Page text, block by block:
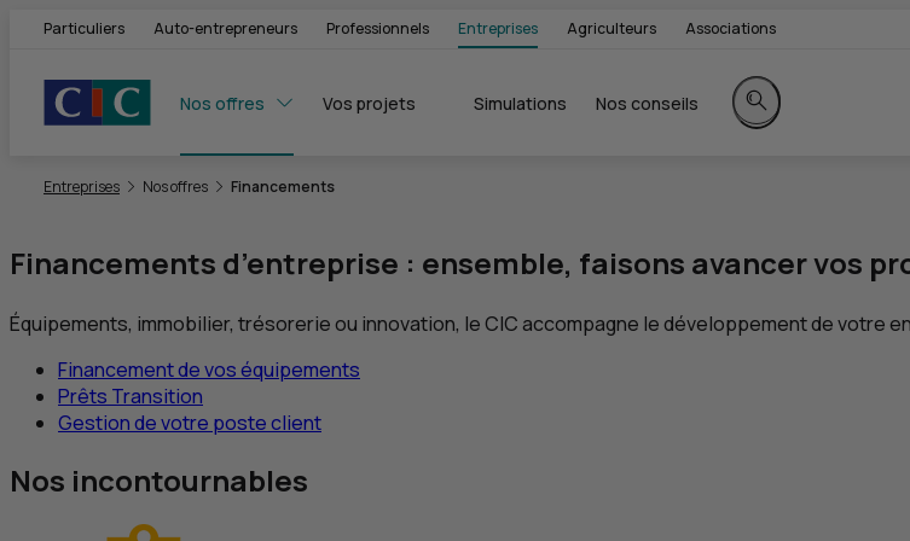
Particuliers Auto-entrepreneurs Professionnels Entreprises Agriculteurs Associations
Nos offres Vos projets Simulations Nos conseils
Rechercher sur le site
Entreprises Nos offres Financements
Financements d’entreprise : ensemble, faisons avancer vos
Équipements, immobilier, trésorerie ou innovation, leCICaccompagne le développement de votre
Financement de vos équipements
Prêts Transition
Gestion de votre poste client
Nos incontournables